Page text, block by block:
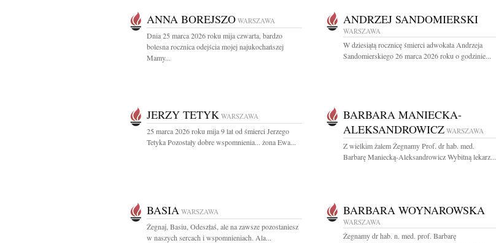
ANNA BOREJSZO WARSZAWA
Dnia 25 marca 2026 roku mija czwarta, bardzo
bolesna rocznica odejścia mojej najukochańszej
Mamy...
ANDRZEJ SANDOMIERSKI
WARSZAWA
W dziesiątą rocznicę śmierci adwokata Andrzeja
Sandomierskiego 26 marca 2026 roku o godzinie...
JERZY TETYK WARSZAWA
25 marca 2026 roku mija 9 lat od śmierci Jerzego
Tetyka Pozostały dobre wspomnienia... żona Ewa...
BARBARA MANIECKA-
ALEKSANDROWICZ WARSZAWA
Z wielkim żalem Żegnamy Prof. dr hab. med.
Barbarę Maniecką-Aleksandrowicz Wybitną lekarz...
BASIA WARSZAWA
Żegnaj, Basiu, Odeszłaś, ale na zawsze pozostaniesz
w naszych sercach i wspomnieniach. Ala...
BARBARA WOYNAROWSKA
WARSZAWA
Żegnamy dr hab. n. med. prof. Barbarę